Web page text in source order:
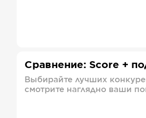
Сравнение: Score +
Выбирайте лучших
смотрите наглядно ваши